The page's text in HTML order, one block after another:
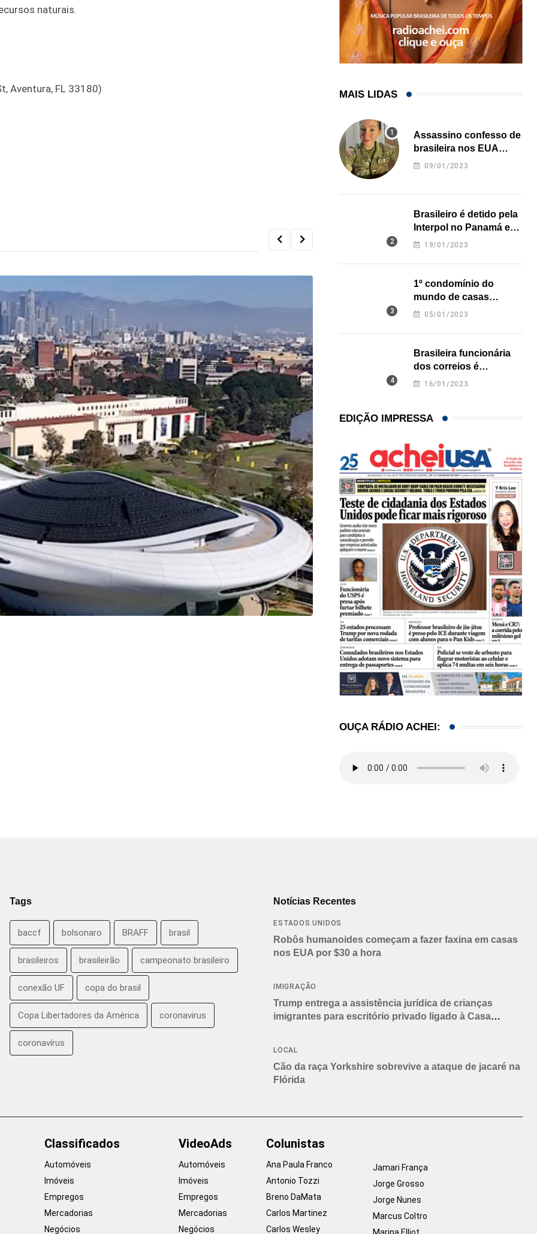
naturais.
Aventura, FL 33180)
GENE DE SOUZA,MÚSICA
The Sergio Mendes Band ao vivo no Arsht...
24/06/2026
MAIS LIDAS
Assassino confesso de
brasileira nos EUA
revela onde deixou o
09/01/2023
Brasileiro é detido pela
Interpol no Panamá e
pode pegar prisão
19/01/2023
1º condomínio do
mundo de casas
impressas em 3D é
05/01/2023
Brasileira funcionária
dos correios é
assassinada a facadas
16/01/2023
EDIÇÃO IMPRESSA
OUÇA RÁDIO ACHEI:
Tags
baccf bolsonaro BRAFF brasil
brasileiros brasileirão campeonato brasileiro
conexão UF copa do brasil
Copa Libertadores da América coronavirus
coronavírus
Notícias Recentes
ESTADOS UNIDOS
Robôs humanoides começam a fazer faxina em casas
nos EUA por $30 a hora
IMIGRAÇÃO
Trump entrega a assistência jurídica de crianças
imigrantes para escritório privado ligado à Casa
LOCAL
Cão da raça Yorkshire sobrevive a ataque de jacaré na
Flórida
Classificados
Automóveis
Imóveis
Empregos
Mercadorias
Negócios
VideoAds
Automóveis
Imóveis
Empregos
Mercadorias
Negócios
Colunistas
Ana Paula Franco
Antonio Tozzi
Breno DaMata
Carlos Martinez
Carlos Wesley
Jamari França
Jorge Grosso
Jorge Nunes
Marcus Coltro